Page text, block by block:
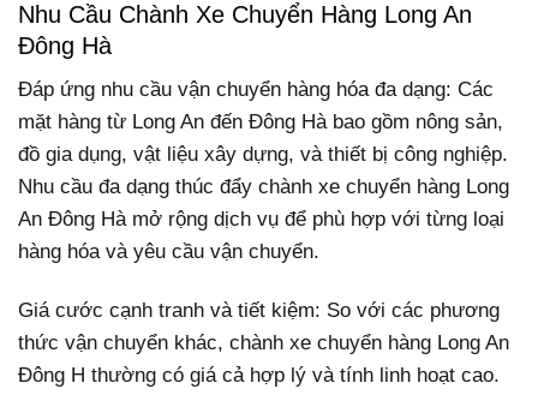
Nhu Cầu Chành Xe Chuyển Hàng Long An
Đông Hà
Đáp ứng nhu cầu vận chuyển hàng hóa đa dạng: Các
mặt hàng từ Long An đến Đông Hà bao gồm nông sản,
đồ gia dụng, vật liệu xây dựng, và thiết bị công nghiệp.
Nhu cầu đa dạng thúc đẩy chành xe chuyển hàng Long
An Đông Hà mở rộng dịch vụ để phù hợp với từng loại
hàng hóa và yêu cầu vận chuyển.
Giá cước cạnh tranh và tiết kiệm: So với các phương
thức vận chuyển khác, chành xe chuyển hàng Long An
Đông H thường có giá cả hợp lý và tính linh hoạt cao.